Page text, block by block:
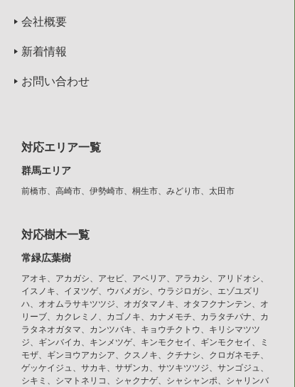
会社概要
新着情報
お問い合わせ
対応エリア一覧
群馬エリア
前橋市、高崎市、伊勢崎市、桐生市、みどり市、太田市
対応樹木一覧
常緑広葉樹
アオキ、アカガシ、アセビ、アベリア、アラカシ、アリドオシ、
イスノキ、イヌツゲ、ウバメガシ、ウラジロガシ、エゾユズリ
ハ、オオムラサキツツジ、オガタマノキ、オタフクナンテン、オ
リーブ、カクレミノ、カゴノキ、カナメモチ、カラタチバナ、カ
ラタネオガタマ、カンツバキ、キョウチクトウ、キリシマツツ
ジ、ギンバイカ、キンメツゲ、キンモクセイ、ギンモクセイ、ミ
モザ、ギンヨウアカシア、クスノキ、クチナシ、クロガネモチ、
ゲッケイジュ、サカキ、サザンカ、サツキツツジ、サンゴジュ、
シキミ、シマトネリコ、シャクナゲ、シャシャンポ、シャリンバ